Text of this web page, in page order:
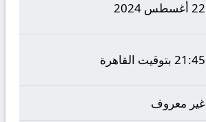
22 أغسطس 2024
21:45 بتوقيت القاهرة
غير معروف